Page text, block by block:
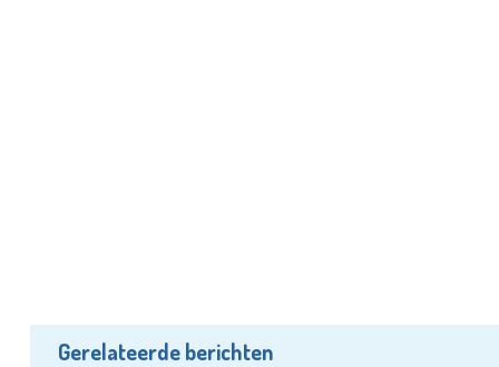
Gerelateerde berichten